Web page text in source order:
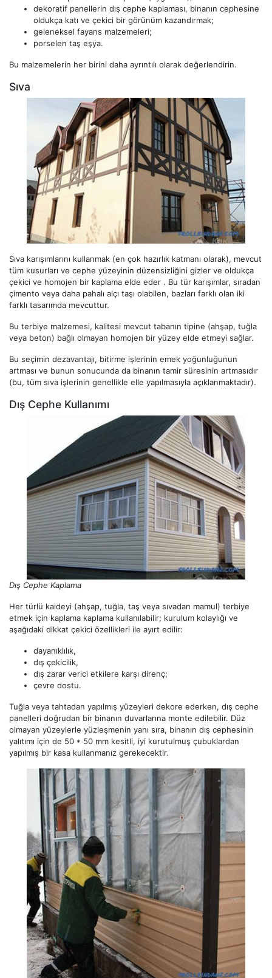
dekoratif panellerin dış cephe kaplaması, binanın cephesine
oldukça katı ve çekici bir görünüm kazandırmak;
geleneksel fayans malzemeleri;
porselen taş eşya.
Bu malzemelerin her birini daha ayrıntılı olarak değerlendirin.
Sıva
Sıva karışımlarını kullanmak (en çok hazırlık katmanı olarak), mevcut
tüm kusurları ve cephe yüzeyinin düzensizliğini gizler ve oldukça
çekici ve homojen bir kaplama elde eder . Bu tür karışımlar, sıradan
çimento veya daha pahalı alçı taşı olabilen, bazları farklı olan iki
farklı tasarımda mevcuttur.
Bu terbiye malzemesi, kalitesi mevcut tabanın tipine (ahşap, tuğla
veya beton) bağlı olmayan homojen bir yüzey elde etmeyi sağlar.
Bu seçimin dezavantajı, bitirme işlerinin emek yoğunluğunun
artması ve bunun sonucunda da binanın tamir süresinin artmasıdır
(bu, tüm sıva işlerinin genellikle elle yapılmasıyla açıklanmaktadır).
Dış Cephe Kullanımı
Dış Cephe Kaplama
Her türlü kaideyi (ahşap, tuğla, taş veya sıvadan mamul) terbiye
etmek için kaplama kaplama kullanılabilir; kurulum kolaylığı ve
aşağıdaki dikkat çekici özellikleri ile ayırt edilir:
dayanıklılık,
dış çekicilik,
dış zarar verici etkilere karşı direnç;
çevre dostu.
Tuğla veya tahtadan yapılmış yüzeyleri dekore ederken, dış cephe
panelleri doğrudan bir binanın duvarlarına monte edilebilir. Düz
olmayan yüzeylerle yüzleşmenin yanı sıra, binanın dış cephesinin
yalıtımı için de 50 * 50 mm kesitli, iyi kurutulmuş çubuklardan
yapılmış bir kasa kullanmanız gerekecektir.